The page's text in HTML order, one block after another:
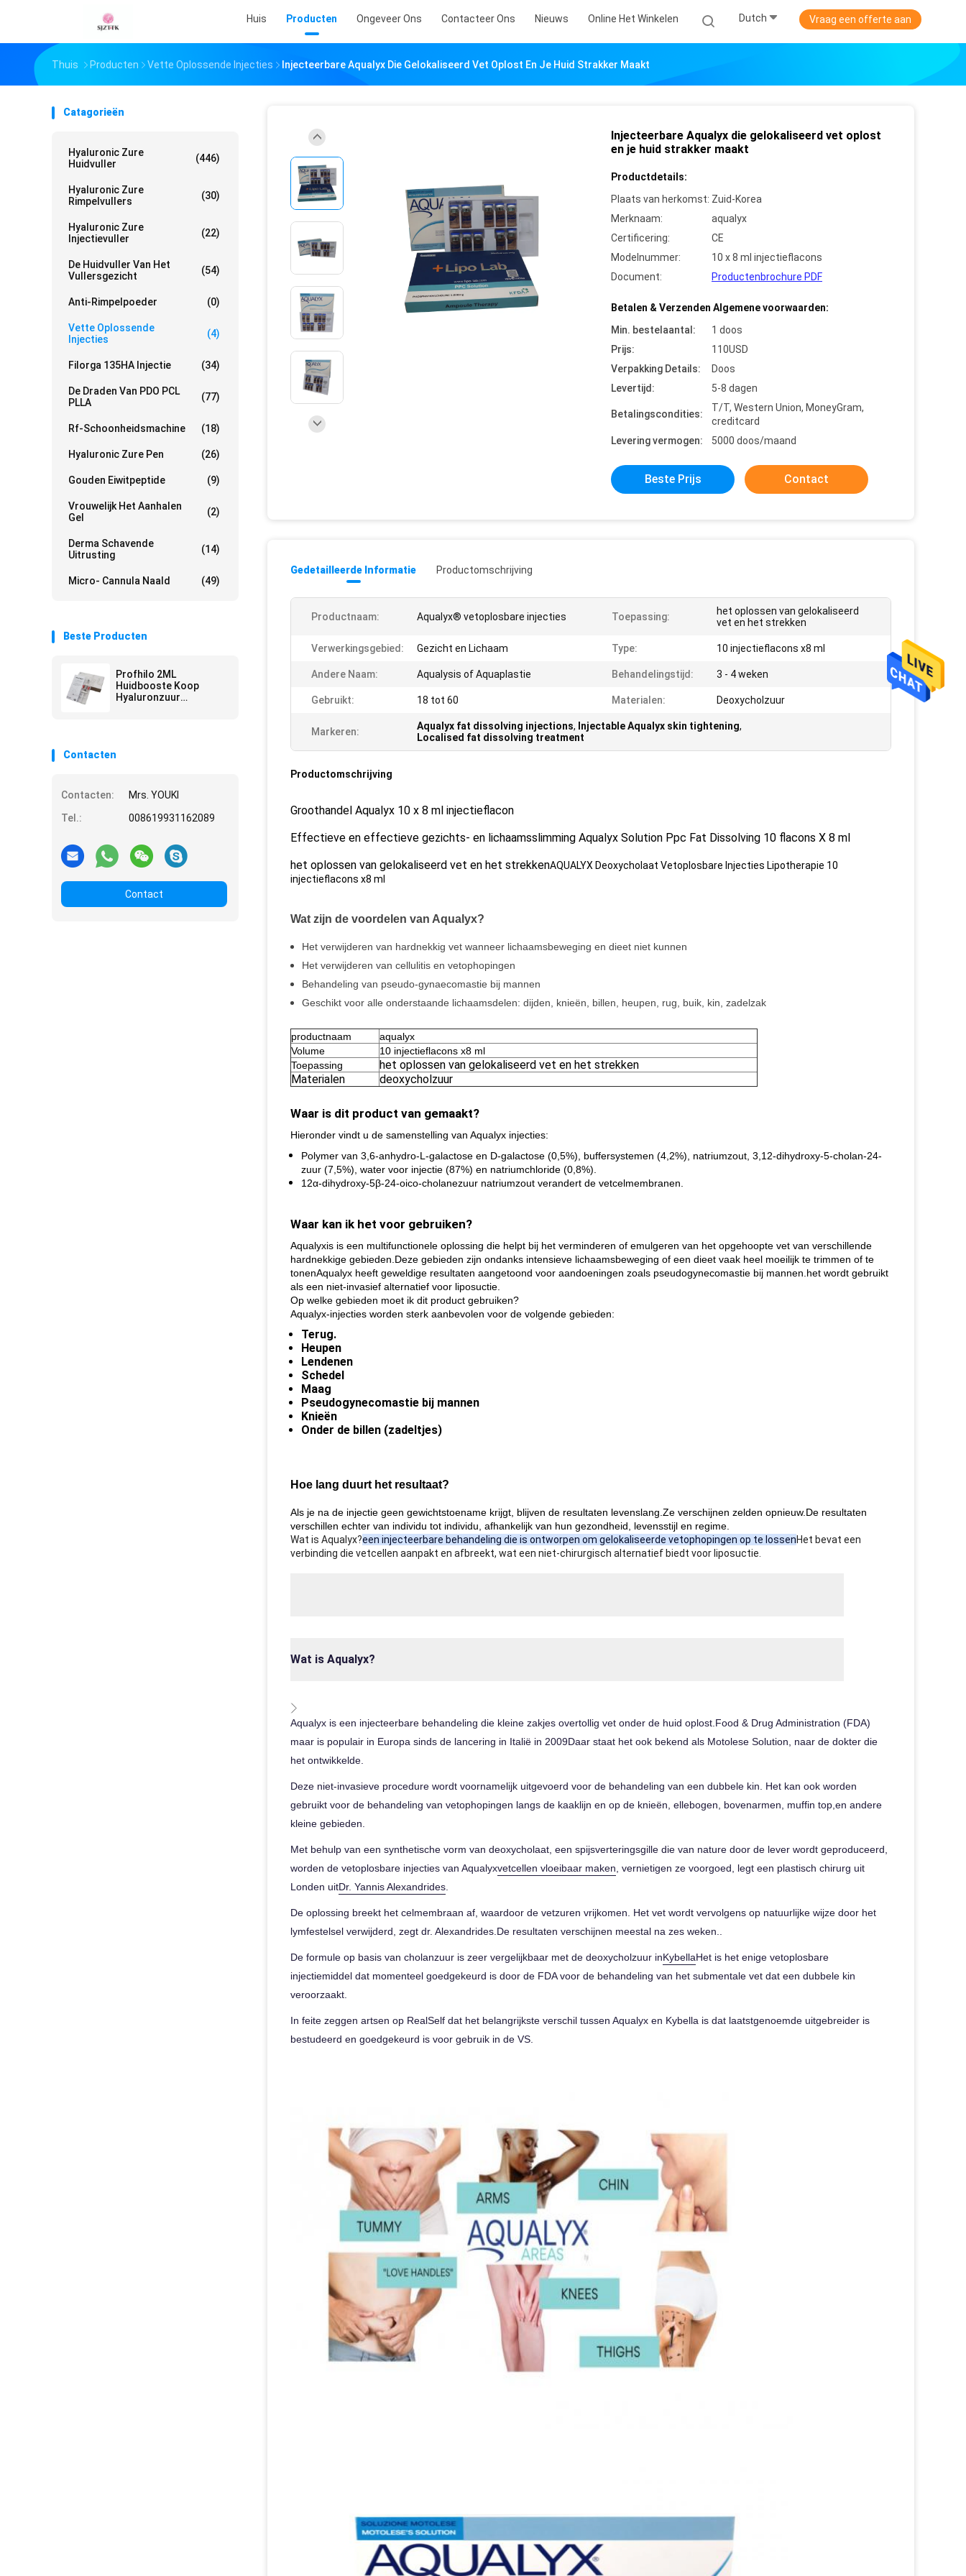
Huis Producten Ongeveer Ons Contacteer Ons Nieuws Online Het Winkelen Dutch Vraag een offerte aan
Thuis Producten Vette Oplossende Injecties Injecteerbare Aqualyx Die Gelokaliseerd Vet Oplost En Je Huid Strakker Maakt
Catagorieën
Hyaluronic Zure
Huidvuller
(446)
Hyaluronic Zure
Rimpelvullers
(30)
Hyaluronic Zure
Injectievuller
(22)
De Huidvuller Van Het
Vullersgezicht
(54)
Anti-Rimpelpoeder (0)
Vette Oplossende
Injecties
(4)
Filorga 135HA Injectie (34)
De Draden Van PDO PCL
PLLA
(77)
Rf-Schoonheidsmachine (18)
Hyaluronic Zure Pen (26)
Gouden Eiwitpeptide (9)
Vrouwelijk Het Aanhalen
Gel
(2)
Derma Schavende
Uitrusting
(14)
Micro- Cannula Naald (49)
Beste Producten
Profhilo 2ML
Huidbooste Koop
Hyaluronzuur
Contacten
Contacten:
Mrs. YOUKI
Tel.:
008619931162089
Contact
Injecteerbare Aqualyx die gelokaliseerd vet oplost
en je huid strakker maakt
Productdetails:
Plaats van herkomst: Zuid-Korea
Merknaam:
aqualyx
Certificering:
CE
Modelnummer:
10 x 8 ml injectieflacons
Document:
Productenbrochure PDF
Betalen & Verzenden Algemene voorwaarden:
Min. bestelaantal:
1 doos
Prijs:
110USD
Verpakking Details:
Doos
Levertijd:
5-8 dagen
Betalingscondities:
T/T, Western Union, MoneyGram,
creditcard
Levering vermogen:
5000 doos/maand
Beste Prijs Contact
Gedetailleerde Informatie Productomschrijving
Productnaam: Aqualyx® vetoplosbare injecties Toepassing:
het oplossen van gelokaliseerd
vet en het strekken
Verwerkingsgebied: Gezicht en Lichaam Type: 10 injectieflacons x8 ml
Andere Naam: Aqualysis of Aquaplastie Behandelingstijd: 3 - 4 weken
Gebruikt: 18 tot 60 Materialen: Deoxycholzuur
Markeren: Aqualyx fat dissolving injections, Injectable Aqualyx skin tightening,
Localised fat dissolving treatment
Productomschrijving
Groothandel Aqualyx 10 x 8 ml injectieflacon
Effectieve en effectieve gezichts- en lichaamsslimming Aqualyx Solution Ppc Fat Dissolving 10 flacons X 8 ml
het oplossen van gelokaliseerd vet en het strekkenAQUALYX Deoxycholaat Vetoplosbare Injecties Lipotherapie 10
injectieflacons x8 ml
Wat zijn de voordelen van Aqualyx?
Het verwijderen van hardnekkig vet wanneer lichaamsbeweging en dieet niet kunnen
Het verwijderen van cellulitis en vetophopingen
Behandeling van pseudo-gynaecomastie bij mannen
Geschikt voor alle onderstaande lichaamsdelen: dijden, knieën, billen, heupen, rug, buik, kin, zadelzak
productnaam
aqualyx
Volume
10 injectieflacons x8 ml
Toepassing
het oplossen van gelokaliseerd vet en het strekken
Materialen
deoxycholzuur
Waar is dit product van gemaakt?
Hieronder vindt u de samenstelling van Aqualyx injecties:
Polymer van 3,6-anhydro-L-galactose en D-galactose (0,5%), buffersystemen (4,2%), natriumzout, 3,12-dihydroxy-5-cholan-24-
zuur (7,5%), water voor injectie (87%) en natriumchloride (0,8%).
12α-dihydroxy-5β-24-oico-cholanezuur natriumzout verandert de vetcelmembranen.
Waar kan ik het voor gebruiken?
Aqualyxis is een multifunctionele oplossing die helpt bij het verminderen of emulgeren van het opgehoopte vet van verschillende
hardnekkige gebieden.Deze gebieden zijn ondanks intensieve lichaamsbeweging of een dieet vaak heel moeilijk te trimmen of te
tonenAqualyx heeft geweldige resultaten aangetoond voor aandoeningen zoals pseudogynecomastie bij mannen.het wordt gebruikt
als een niet-invasief alternatief voor liposuctie.
Op welke gebieden moet ik dit product gebruiken?
Aqualyx-injecties worden sterk aanbevolen voor de volgende gebieden:
Terug.
Heupen
Lendenen
Schedel
Maag
Pseudogynecomastie bij mannen
Knieën
Onder de billen (zadeltjes)
Hoe lang duurt het resultaat?
Als je na de injectie geen gewichtstoename krijgt, blijven de resultaten levenslang.Ze verschijnen zelden opnieuw.De resultaten
verschillen echter van individu tot individu, afhankelijk van hun gezondheid, levensstijl en regime.
Wat is Aqualyx?een injecteerbare behandeling die is ontworpen om gelokaliseerde vetophopingen op te lossenHet bevat een
verbinding die vetcellen aanpakt en afbreekt, wat een niet-chirurgisch alternatief biedt voor liposuctie.
Wat is Aqualyx?
Aqualyx is een injecteerbare behandeling die kleine zakjes overtollig vet onder de huid oplost.Food & Drug Administration (FDA)
maar is populair in Europa sinds de lancering in Italië in 2009Daar staat het ook bekend als Motolese Solution, naar de dokter die
het ontwikkelde.
Deze niet-invasieve procedure wordt voornamelijk uitgevoerd voor de behandeling van een dubbele kin. Het kan ook worden
gebruikt voor de behandeling van vetophopingen langs de kaaklijn en op de knieën, ellebogen, bovenarmen, muffin top,en andere
kleine gebieden.
Met behulp van een synthetische vorm van deoxycholaat, een spijsverteringsgille die van nature door de lever wordt geproduceerd,
worden de vetoplosbare injecties van Aqualyxvetcellen vloeibaar maken , vernietigen ze voorgoed, legt een plastisch chirurg uit
Londen uitDr. Yannis Alexandrides
De oplossing breekt het celmembraan af, waardoor de vetzuren vrijkomen. Het vet wordt vervolgens op natuurlijke wijze door het
lymfestelsel verwijderd, zegt dr. Alexandrides.De resultaten verschijnen meestal na zes weken..
De formule op basis van cholanzuur is zeer vergelijkbaar met de deoxycholzuur inKybellaHet is het enige vetoplosbare
injectiemiddel dat momenteel goedgekeurd is door de FDA voor de behandeling van het submentale vet dat een dubbele kin
veroorzaakt.
In feite zeggen artsen op RealSelf dat het belangrijkste verschil tussen Aqualyx en Kybella is dat laatstgenoemde uitgebreider is
bestudeerd en goedgekeurd is voor gebruik in de VS.